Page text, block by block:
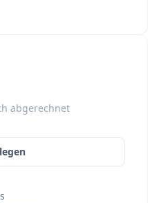
abgerechnet